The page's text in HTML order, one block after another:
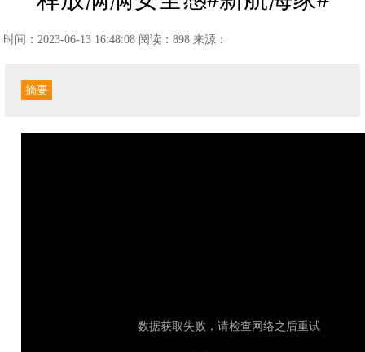
时间：2023-06-13 16:48:08 阅读：898 来源：
摘要